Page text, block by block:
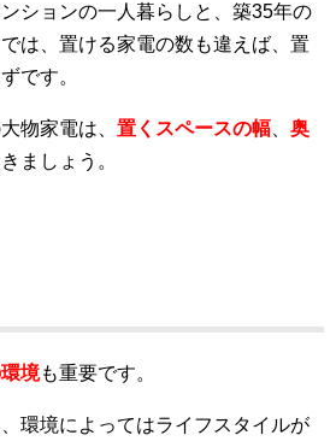
ションの一人暮らしと、築35年の
は、置ける家電の数も違えば、置
です。
物家電は、 置くスペースの幅
奥
ましょう。
境も重要です。
環境によってはライフスタイルが